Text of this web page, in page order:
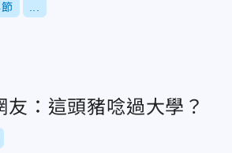
：這頭豬唸過大學？